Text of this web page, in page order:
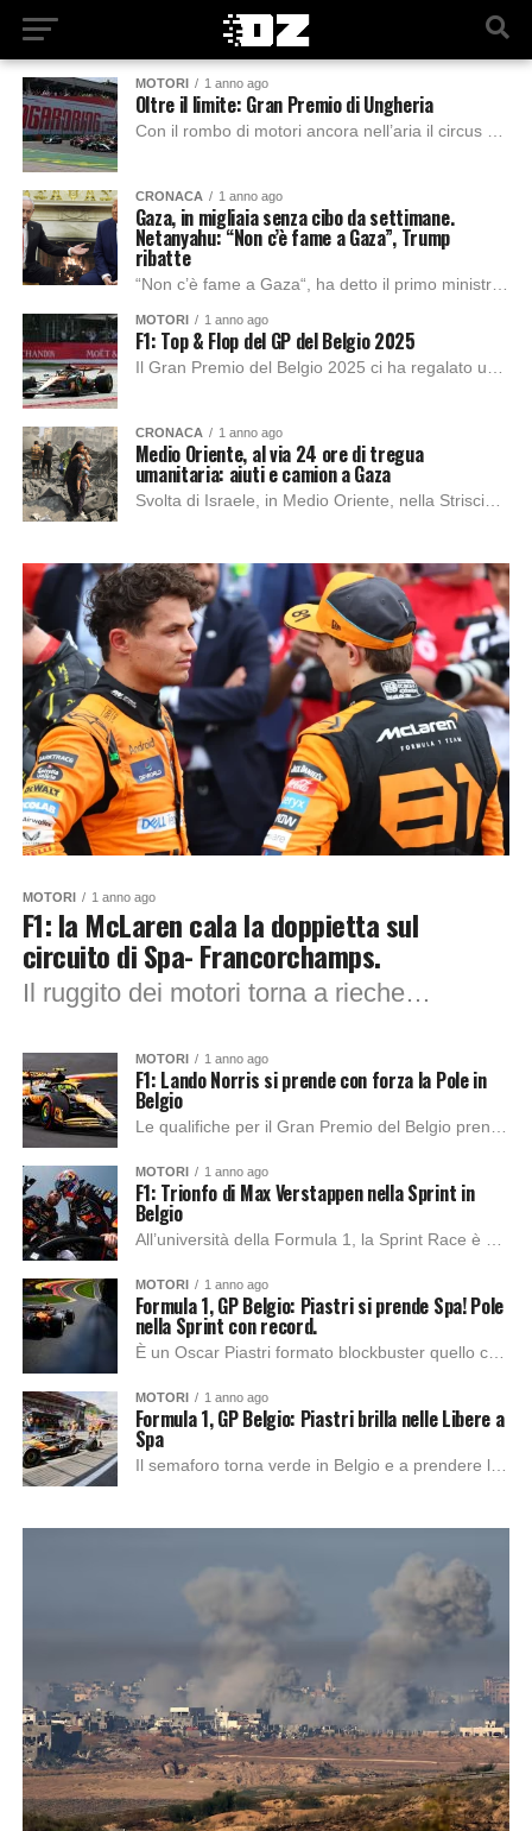
MOTORI 1 anno ago
Oltre il limite: Gran Premio di Ungheria
CRONACA 1 anno ago
Gaza, in migliaia senza cibo da settimane.
Netanyahu: “Non c’è fame a Gaza”, Trump
ribatte
“Non c’è fame a Gaza“, ha detto il primo ministro israeliano mentre arrivano i primi aiuti dal cielo e da terra dopo l’inizio della tregua nella...
MOTORI 1 anno ago
F1: Top & Flop del GP del Belgio 2025
CRONACA 1 anno ago
Medio Oriente, al via 24 ore di tregua
umanitaria: aiuti e camion a Gaza
MOTORI 1 anno ago
F1: la McLaren cala la doppietta sul
circuito di Spa- Francorchamps.
Il ruggito dei motori torna a riecheggiare tra le foreste delle Ardenne: è tempo di Spa-Francorchamps. Il Gran Premio si preannuncia come uno degli appuntamenti più...
MOTORI 1 anno ago
F1: Lando Norris si prende con forza la Pole in
Belgio
Le qualifiche per il Gran Premio del Belgio prendono il via, e subito le McLaren si impongono, dettando il passo in testa. Al contrario, è un...
MOTORI 1 anno ago
F1: Trionfo di Max Verstappen nella Sprint in
Belgio
All’università della Formula 1, la Sprint Race è pronta a incendiare gli animi. Purtroppo, Pierre Gasly non prenderà parte alla gara a causa di una perdita...
MOTORI 1 anno ago
Formula 1, GP Belgio: Piastri si prende Spa! Pole
nella Sprint con record.
È un Oscar Piastri formato blockbuster quello che illumina Spa-Francorchamps. Il talento australiano della McLaren firma una pole Sprint straripante, lasciando dietro persino sua maestà Verstappen...
MOTORI 1 anno ago
Formula 1, GP Belgio: Piastri brilla nelle Libere a
Spa
Il semaforo torna verde in Belgio e a prendere la scena è Oscar Piastri. L’australiano della McLaren firma il miglior tempo nell’unica sessione di prove libere...